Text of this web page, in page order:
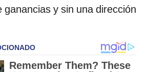
ganancias y sin una dirección